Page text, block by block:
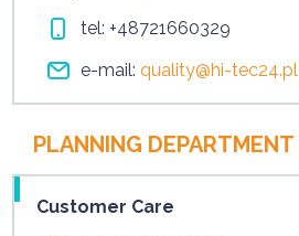
tel:+48721660329
e-mail:quality@hi-tec24.pl
PLANNING DEPARTMENT
Customer Care